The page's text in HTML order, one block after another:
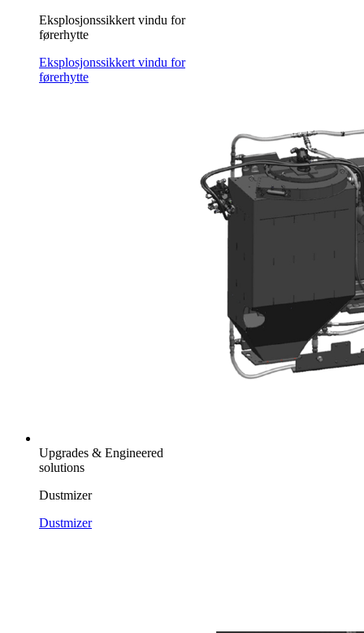
Eksplosjonssikkert vindu for
førerhytte
Eksplosjonssikkert vindu for
førerhytte
Upgrades & Engineered
solutions
Dustmizer
Dustmizer